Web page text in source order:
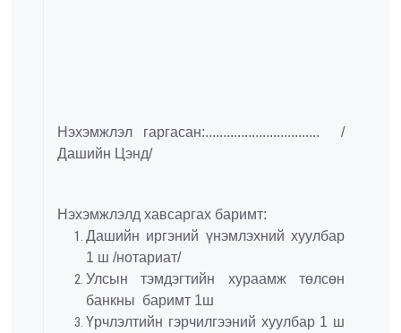
Нэхэмжлэл гаргасан:................................ /
Дашийн Цэнд/
Нэхэмжлэлд хавсаргах баримт:
Дашийн иргэний үнэмлэхний хуулбар
1 ш /нотариат/
Улсын тэмдэгтийн хураамж төлсөн
банкны баримт 1ш
Үрчлэлтийн гэрчилгээний хуулбар 1 ш